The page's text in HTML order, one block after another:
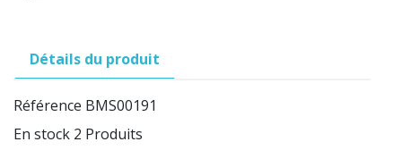
Détails du produit
Référence BMS00191
En stock 2 Produits